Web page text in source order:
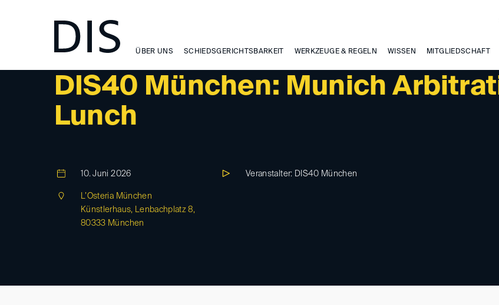
ÜBER UNS SCHIEDSGERICHTSBARKEIT WERKZEUGE & REGELN WISSEN MITGLIEDSCHAFT
DIS40 München: Munich
Lunch
DIS40-EVENT
10. Juni 2026
L’Osteria München
Künstlerhaus, Lenbachplatz 8,
80333 München
Veranstalter: DIS40 München